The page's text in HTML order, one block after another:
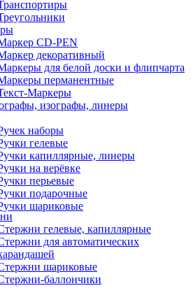
CD-PEN
декоративный
для белой доски и флипчарта
перманентные
Маркеры
изографы, линеры
наборы
гелевые
капиллярные, линеры
на верёвке
перьевые
подарочные
шариковые
гелевые, капиллярные
для автоматических
шариковые
баллончики